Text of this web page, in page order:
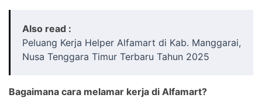
Also read :
Peluang Kerja Helper Alfamart di Kab. Manggarai,
Nusa Tenggara Timur Terbaru Tahun 2025
Bagaimana cara melamar kerja di Alfamart?